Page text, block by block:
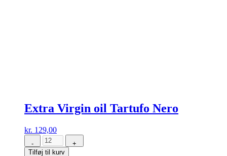
Extra Virgin oil Tartufo Nero
kr. 129,00
-
Extra
Virgin
+
Tilføj til kurv